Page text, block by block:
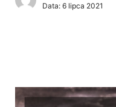
Data: 6 lipca 2021